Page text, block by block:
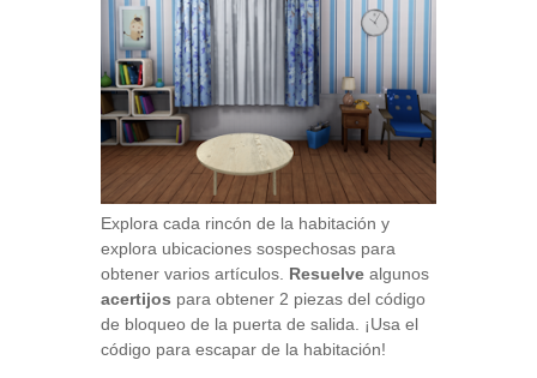
Explora cada rincón de la habitación y
explora ubicaciones sospechosas para
obtener varios artículos. Resuelve algunos
acertijos para obtener 2 piezas del código
de bloqueo de la puerta de salida. ¡Usa el
código para escapar de la habitación!